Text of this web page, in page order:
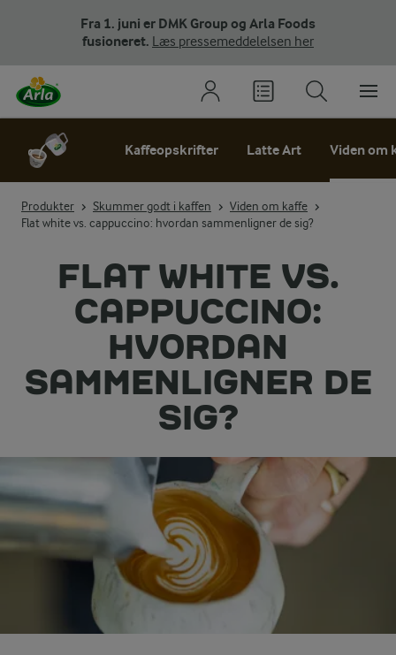
Fra 1. juni er DMK Group og Arla Foods
fusioneret. Læs pressemeddelelsen her
Kaffeopskrifter Latte Art Viden om
Produkter Skummer godt i kaffen
Viden om kaffe
Flat white vs. cappuccino: hvordan sammenligner de sig?
FLAT WHITE VS.
CAPPUCCINO:
HVORDAN
SAMMENLIGNER DE
SIG?